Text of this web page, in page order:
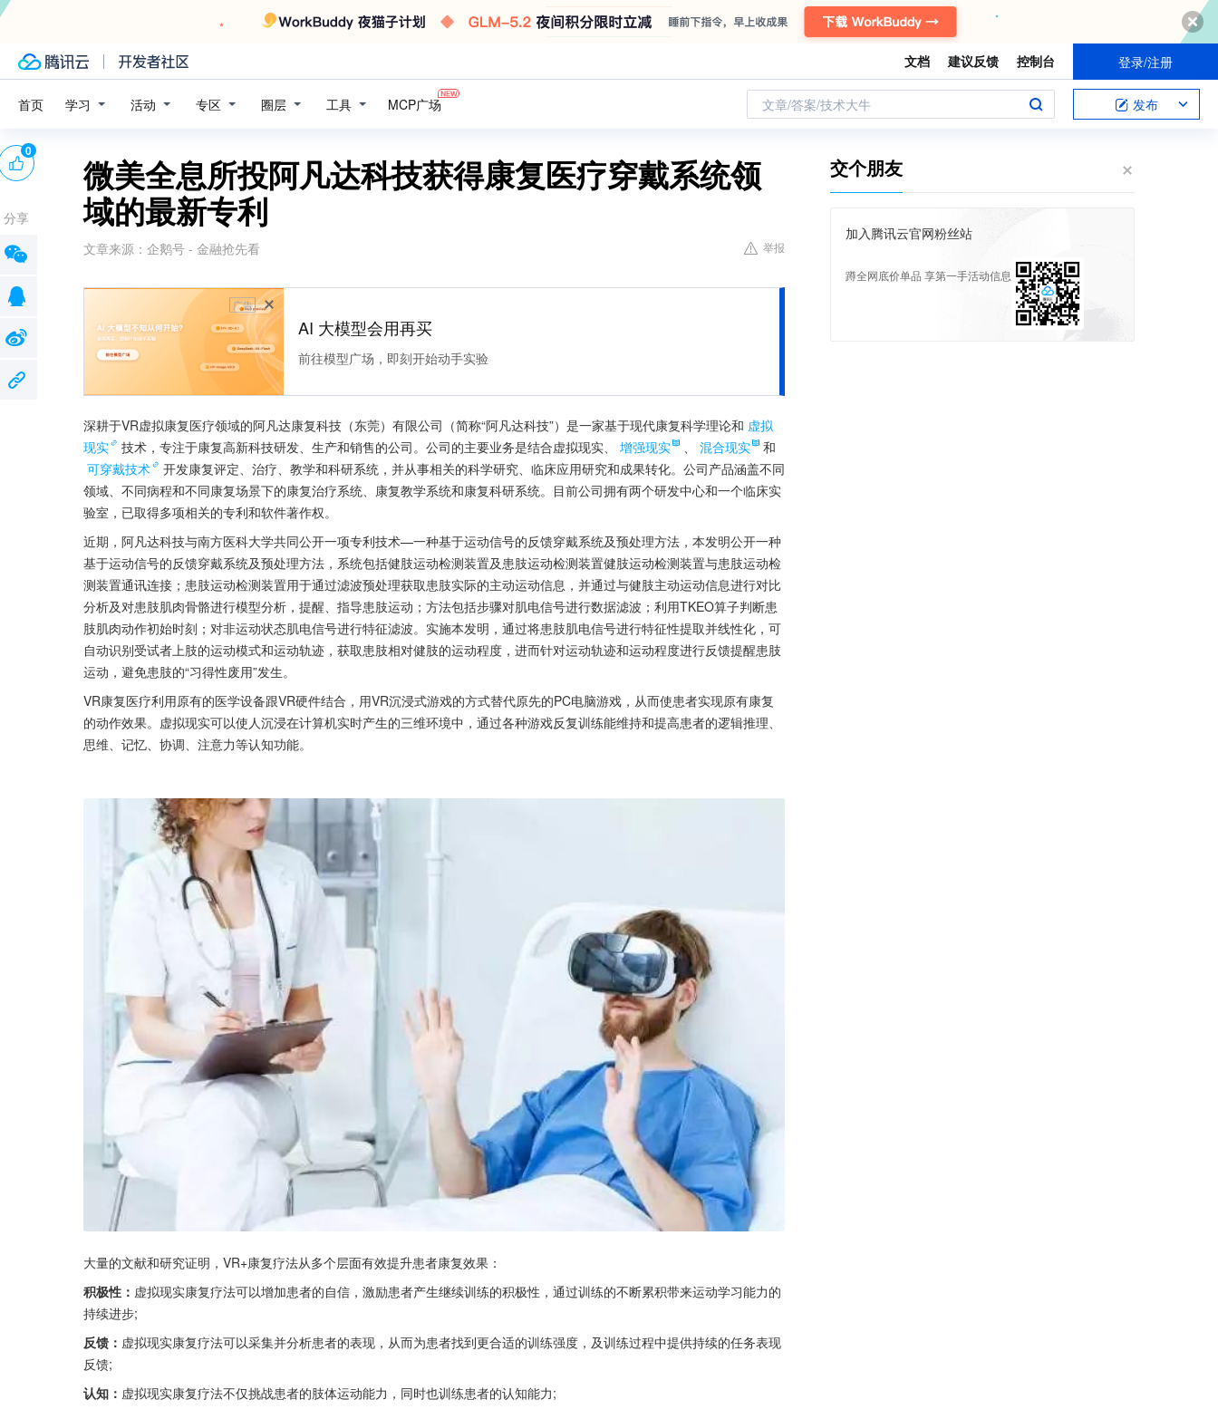
文档 建议反馈 控制台 登录/注册
首页 学习 活动 专区 圈层 工具 MCP广场 文章/答案/技术大牛 发布
微美全息所投阿凡达科技获得康复医疗穿戴系统领
域的最新专利
文章来源： 企鹅号 - 金融抢先看 举报
广告
AI 大模型会用再买
前往模型广场，即刻开始动手实验
深耕于VR虚拟康复医疗领域的阿凡达康复科技（东莞）有限公司（简称“阿凡达科技”）是一家基于现代康复科学理论和 虚拟
现实
技术，专注于康复高新科技研发、生产和销售的公司。公司的主要业务是结合虚拟现实、 增强现实 、 混合现实
和
可穿戴技术
开发康复评定、治疗、教学和科研系统，并从事相关的科学研究、临床应用研究和成果转化。公司产品涵盖不同
领域、不同病程和不同康复场景下的康复治疗系统、康复教学系统和康复科研系统。目前公司拥有两个研发中心和一个临床实
验室，已取得多项相关的专利和软件著作权。
近期，阿凡达科技与南方医科大学共同公开一项专利技术—一种基于运动信号的反馈穿戴系统及预处理方法，本发明公开一种
基于运动信号的反馈穿戴系统及预处理方法，系统包括健肢运动检测装置及患肢运动检测装置健肢运动检测装置与患肢运动检
测装置通讯连接；患肢运动检测装置用于通过滤波预处理获取患肢实际的主动运动信息，并通过与健肢主动运动信息进行对比
分析及对患肢肌肉骨骼进行模型分析，提醒、指导患肢运动；方法包括步骤对肌电信号进行数据滤波；利用TKEO算子判断患
肢肌肉动作初始时刻；对非运动状态肌电信号进行特征滤波。实施本发明，通过将患肢肌电信号进行特征性提取并线性化，可
自动识别受试者上肢的运动模式和运动轨迹，获取患肢相对健肢的运动程度，进而针对运动轨迹和运动程度进行反馈提醒患肢
运动，避免患肢的“习得性废用”发生。
VR康复医疗利用原有的医学设备跟VR硬件结合，用VR沉浸式游戏的方式替代原先的PC电脑游戏，从而使患者实现原有康复
的动作效果。虚拟现实可以使人沉浸在计算机实时产生的三维环境中，通过各种游戏反复训练能维持和提高患者的逻辑推理、
思维、记忆、协调、注意力等认知功能。
大量的文献和研究证明，VR+康复疗法从多个层面有效提升患者康复效果：
积极性： 虚拟现实康复疗法可以增加患者的自信，激励患者产生继续训练的积极性，通过训练的不断累积带来运动学习能力的
持续进步;
反馈： 虚拟现实康复疗法可以采集并分析患者的表现，从而为患者找到更合适的训练强度，及训练过程中提供持续的任务表现
反馈;
认知： 虚拟现实康复疗法不仅挑战患者的肢体运动能力，同时也训练患者的认知能力;
0
分享
交个朋友
加入腾讯云官网粉丝站
蹲全网底价单品 享第一手活动信息